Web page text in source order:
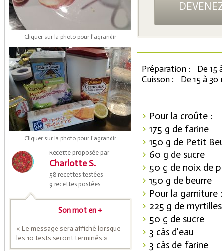
Cliquer sur la photo pour l'agrandir
Cliquer sur la photo pour l'agrandir
Recette proposée par
Charlotte S.
58 recettes testées
9 recettes postées
Son mot en +
« Le message sera affiché lorsque
les 10 tests seront terminés »
Préparation :
De 15
Cuisson :
De 15 à
Pour la croûte :
175 g de farine
150 g de Petit
60 g de sucre
50 g de noix de
150 g de beurre
Pour la garniture :
225 g de myrtilles
50 g de sucre
3 càs d'eau
3 càs de farine
Coupons de réduction
Saveurs de l'Année